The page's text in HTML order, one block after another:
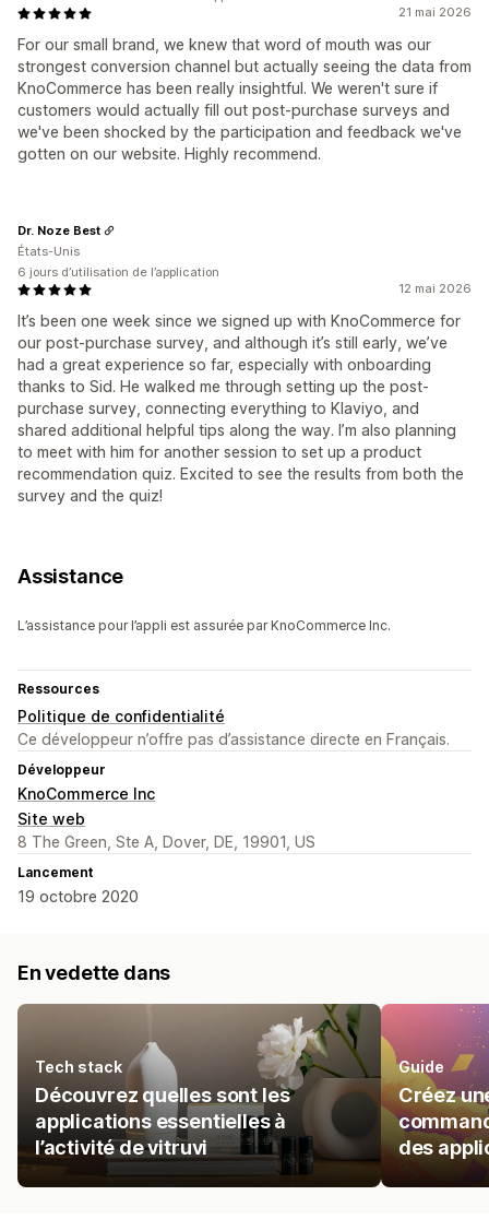
21 mai 2026
For our small brand, we knew that word of mouth was our
strongest conversion channel but actually seeing the data from
KnoCommerce has been really insightful. We weren't sure if
customers would actually fill out post-purchase surveys and
we've been shocked by the participation and feedback we've
gotten on our website. Highly recommend.
12 mai 2026
It’s been one week since we signed up with KnoCommerce for
our post-purchase survey, and although it’s still early, we’ve
had a great experience so far, especially with onboarding
thanks to Sid. He walked me through setting up the post-
purchase survey, connecting everything to Klaviyo, and
shared additional helpful tips along the way. I’m also planning
to meet with him for another session to set up a product
recommendation quiz. Excited to see the results from both the
survey and the quiz!
Dr. Noze Best
États-Unis
6 jours d’utilisation de l’application
Assistance
L’assistance pour l’appli est assurée par KnoCommerce Inc.
Ressources
Politique de confidentialité
Ce développeur n’offre pas d’assistance directe en Français.
Développeur
KnoCommerce Inc
Site web
8 The Green, Ste A, Dover, DE, 19901, US
Lancement
19 octobre 2020
En vedette dans
Tech stack
Découvrez quelles sont les
applications essentielles à
l’activité de vitruvi
Guide
Créez
des